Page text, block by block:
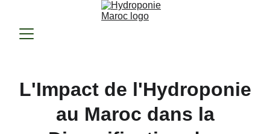
L'Impact de l'Hydroponie
au Maroc dans la